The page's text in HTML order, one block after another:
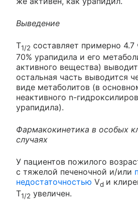
Выведение
Т1/2 составляет примерно
70% урапидила и его
активного вещества)
остальная часть выводится
виде метаболитов (в
неактивного n-
урапидила).
Фармакокинетика в особых
случаях
У пациентов пожилого
с тяжелой печеночной и/или
недостаточностью Vd и
Т1/2 увеличен.